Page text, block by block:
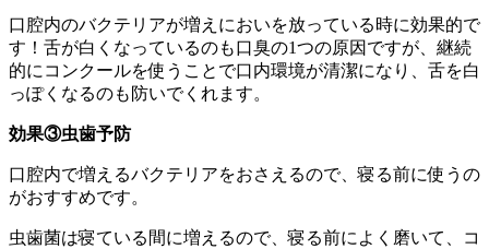
口腔内のバクテリアが増えにおいを放っている時に効果的で
す！舌が白くなっているのも口臭の1つの原因ですが、継続
的にコンクールを使うことで口内環境が清潔になり、舌を白
っぽくなるのも防いでくれます。
効果③虫歯予防
口腔内で増えるバクテリアをおさえるので、寝る前に使うの
がおすすめです。
虫歯菌は寝ている間に増えるので、寝る前によく磨いて、コ